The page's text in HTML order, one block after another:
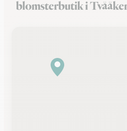
blomsterbutik i